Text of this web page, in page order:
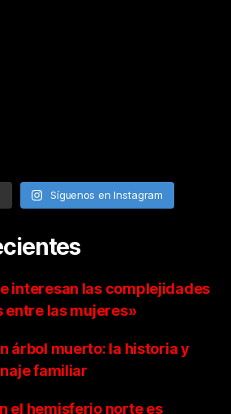
Síguenos en Instagram
interesan las complejidades
entre las mujeres»
árbol muerto: la historia y
familiar
el hemisferio norte es